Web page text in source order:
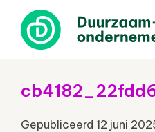
Gepubliceerd 12 juni